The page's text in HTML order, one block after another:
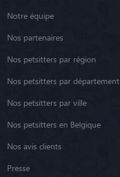
Notre équipe
Nos partenaires
Nos petsitters par région
Nos petsitters par département
Nos petsitters par ville
Nos petsitters en Belgique
Nos avis clients
Presse